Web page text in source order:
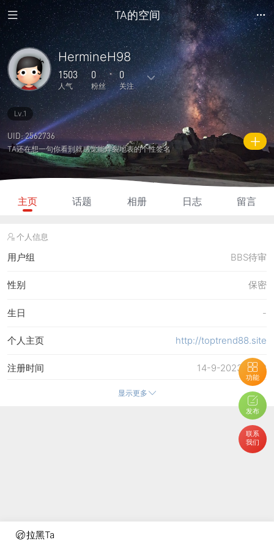
拉黑Ta
TA的空间
功能
发布
联系
我们
HermineH98
1503
人气
0
粉丝
0
关注
0
主题
0
回复
0
日志
0
相册
0
好友
0 0
关注
0
说说
1503
人气 积分
Lv.1
UID: 2562736
TA还在想一句你看到就感觉能炸裂地表的个性签名
主页 话题 相册 日志 留言
个人信息
用户组 BBS待审
保密
性别
-
生日
http://toptrend88.site
个人主页
14-9-2023 16:12
注册时间
14-9-2023 16:12
14-9-2023 16:12
使用系统默认
显示更多